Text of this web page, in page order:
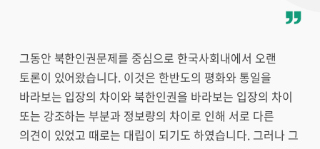
그동안 북한인권문제를 중심으로 한국사회내에서 오랜
토론이 있어왔습니다. 이것은 한반도의 평화와 통일을
바라보는 입장의 차이와 북한인권을 바라보는 입장의 차이
또는 강조하는 부분과 정보량의 차이로 인해 서로 다른
의견이 있었고 때로는 대립이 되기도 하였습니다. 그러나 그